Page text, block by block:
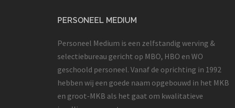
PERSONEEL MEDIUM
Personeel Medium is een zelfstandig werving &
selectiebureau gericht op MBO, HBO en WO
geschoold personeel. Vanaf de oprichting in 1992
hebben wij een goede naam opgebouwd in het MKB
en groot-MKB als het gaat om kwalitatieve